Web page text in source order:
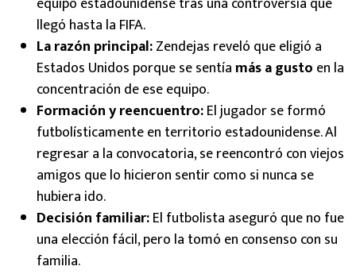
llegó hasta la FIFA.
La razón principal:Zendejas reveló que eligió a
Estados Unidos porque se sentía más a gusto en la
concentración de ese equipo.
Formación y reencuentro:El jugador se formó
futbolísticamente en territorio estadounidense. Al
regresar a la convocatoria, se reencontró con viejos
amigos que lo hicieron sentir como si nunca se
hubiera ido.
Decisión familiar:El futbolista aseguró que no fue
una elección fácil, pero la tomó en consenso con su
familia.